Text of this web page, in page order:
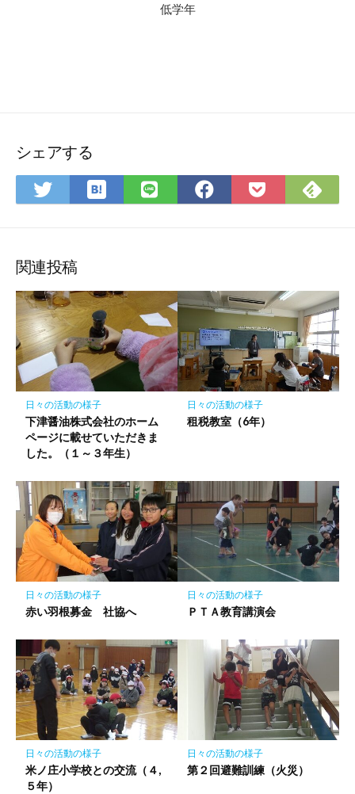
低学年
シェアする
Twitter
で
ア
は
て
マ
ー
ク
に
保
存
LINE
で
Facebook
で
Pocket
に
で
関連投稿
日々の活動の様子
下津醤油株式会社のホーム
ページに載せていただきま
した。（１～３年生）
日々の活動の様子
租税教室（6年）
日々の活動の様子
赤い羽根募金 社協へ
日々の活動の様子
ＰＴＡ教育講演会
日々の活動の様子
米ノ庄小学校との交流（４,
５年）
日々の活動の様子
第２回避難訓練（火災）